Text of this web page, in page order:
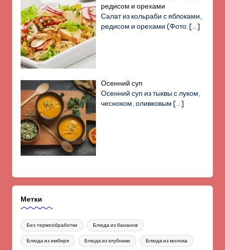
редисом и орехами
Салат из кольраби с яблоками,
редисом и орехами (Фото:[…]
Осенний суп
Осенний суп из тыквы с луком,
чесноком, оливковым[…]
Метки
Без термообработки Блюда из бананов
Блюда из имбиря Блюда из клубники Блюда из молока